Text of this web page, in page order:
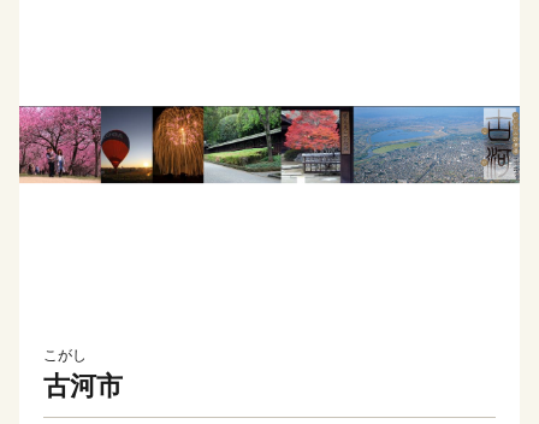
こがし
古河市